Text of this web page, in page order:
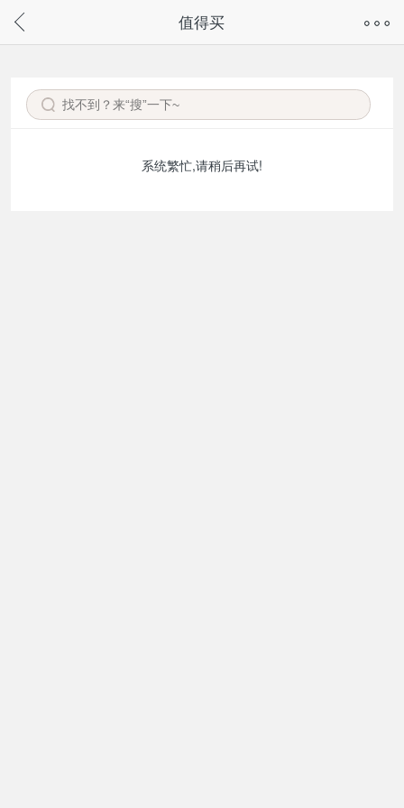
请通过微信或支付宝搜“奇兔客小程序”访问
值得买
系统繁忙,请稍后再试!